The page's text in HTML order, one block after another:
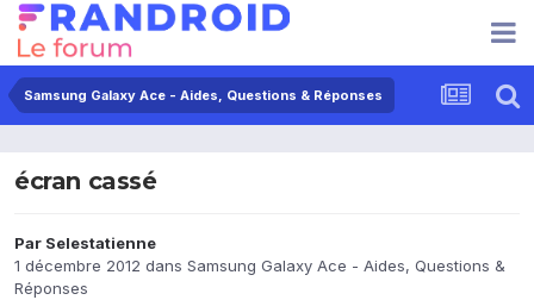
Samsung Galaxy Ace - Aides, Questions & Réponses
écran cassé
Par Selestatienne
1 décembre 2012 dans Samsung Galaxy Ace - Aides, Questions &
Réponses